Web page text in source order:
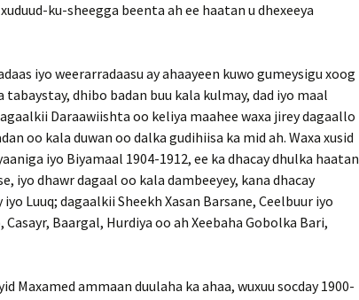
ku-sheegga beenta ah ee haatan u dhexeeya
iyo weerarradaasu ay ahaayeen kuwo gumeysigu xoog
dhibo badan buu kala kulmay, dad iyo maal
Daraawiishta oo keliya maahee waxa jirey dagaallo
oo kala duwan oo dalka gudihiisa ka mid ah. Waxa xusid
iyo Biyamaal 1904-1912, ee ka dhacay dhulka haatan
iyo dhawr dagaal oo kala dambeeyey, kana dhacay
Luuq; dagaalkii Sheekh Xasan Barsane, Ceelbuur iyo
Baargal, Hurdiya oo ah Xeebaha Gobolka Bari,
Maxamed ammaan duulaha ka ahaa, wuxuu socday 1900-